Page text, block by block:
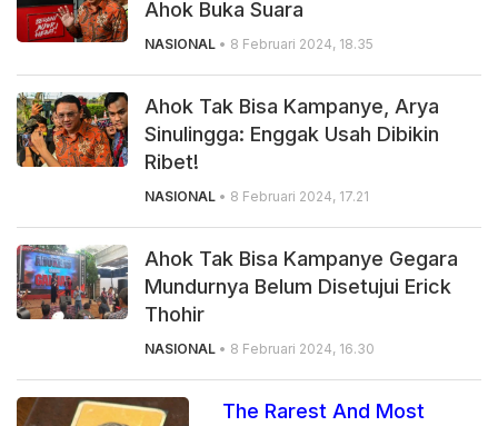
Ahok Buka Suara
NASIONAL • 8 Februari 2024, 18.35
Ahok Tak Bisa Kampanye, Arya
Sinulingga: Enggak Usah Dibikin
Ribet!
NASIONAL • 8 Februari 2024, 17.21
Ahok Tak Bisa Kampanye Gegara
Mundurnya Belum Disetujui Erick
Thohir
NASIONAL • 8 Februari 2024, 16.30
The Rarest And Most